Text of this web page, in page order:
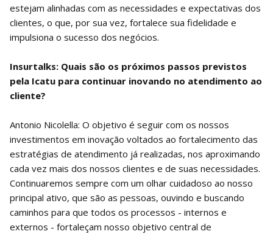
estejam alinhadas com as necessidades e expectativas dos
clientes, o que, por sua vez, fortalece sua fidelidade e
impulsiona o sucesso dos negócios.
Insurtalks: Quais são os próximos passos previstos
pela Icatu para continuar inovando no atendimento ao
cliente?
Antonio Nicolella: O objetivo é seguir com os nossos
investimentos em inovação voltados ao fortalecimento das
estratégias de atendimento já realizadas, nos aproximando
cada vez mais dos nossos clientes e de suas necessidades.
Continuaremos sempre com um olhar cuidadoso ao nosso
principal ativo, que são as pessoas, ouvindo e buscando
caminhos para que todos os processos - internos e
externos - fortaleçam nosso objetivo central de